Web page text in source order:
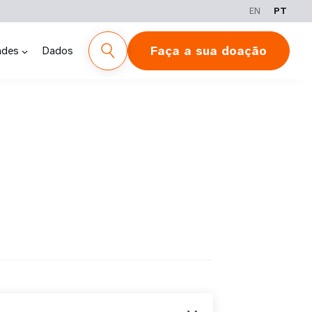
EN PT
Dados Faça a sua doação